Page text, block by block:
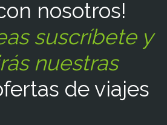
nosotros!
suscríbete y
nuestras
de viajes